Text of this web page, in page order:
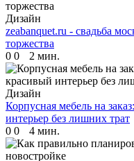
Дизайн
zeabanquet.ru - свадьба
торжества
0 0 2 мин.
Дизайн
Корпусная мебель на
интерьер без лишних трат
0 0 4 мин.